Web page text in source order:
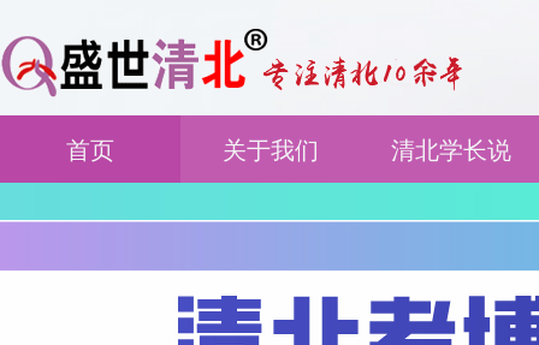
首页 关于我们 清北学长说